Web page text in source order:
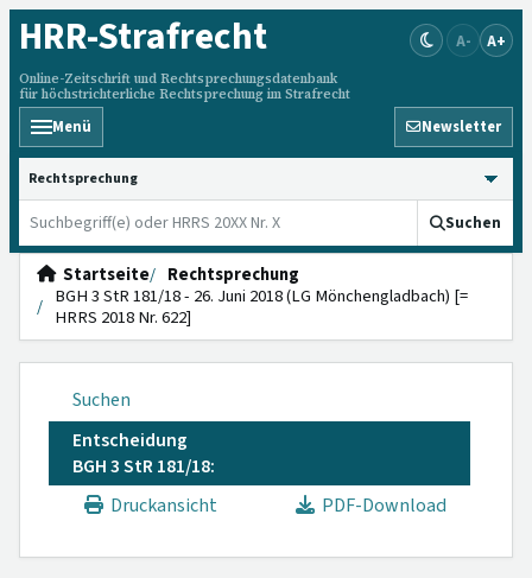
HRR-Strafrecht
Online-Zeitschrift und Rechtsprechungsdatenbank
für höchstrichterliche Rechtsprechung im Strafrecht
A- A+
Menü Newsletter
HRRS durchsuchen
Suchen
Startseite
Rechtsprechung
BGH 3 StR 181/18 - 26. Juni 2018 (LG Mönchengladbach) [=
HRRS 2018 Nr. 622]
Suchen
Entscheidung
BGH 3 StR 181/18:
Druckansicht
PDF-Download